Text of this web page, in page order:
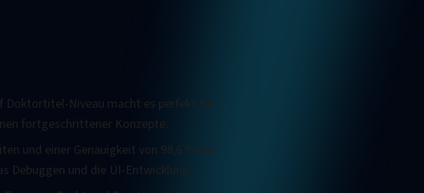
Doktortitel-Niveau macht es perfekt für
fortgeschrittener Konzepte.
und einer Genauigkeit von 98,6 % bei
Debuggen und die UI-Entwicklung.